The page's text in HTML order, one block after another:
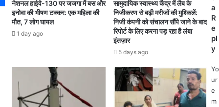
ल
रो
जा
हि
नेशनल हाईवे-130 पर जजगा में बस और
इनोवा की भीषण टक्कर: एक महिला की
मौत, 7 लोग घायल
1 day ago
सामुदायिक स्वास्थ्य केंद्र में लैब के
निजीकरण से बढ़ी मरीजों की मुश्किलें:
निजी कंपनी को संचालन सौंपे जाने के बाद
रिपोर्ट के लिए करना पड़ रहा है लंबा
इंतज़ार
5 days ago
a
R
e
pl
y
Yo
ur
e
m